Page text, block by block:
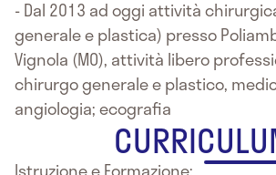
- Dal 2013 ad oggi attività
generale e plastica) presso
Vignola (MO), attività libero
chirurgo generale e plastico,
angiologia; ecografia